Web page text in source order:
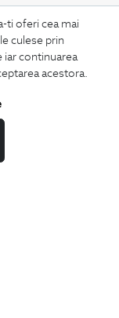
ti oferi cea mai
culese prin
continuarea
acestora.